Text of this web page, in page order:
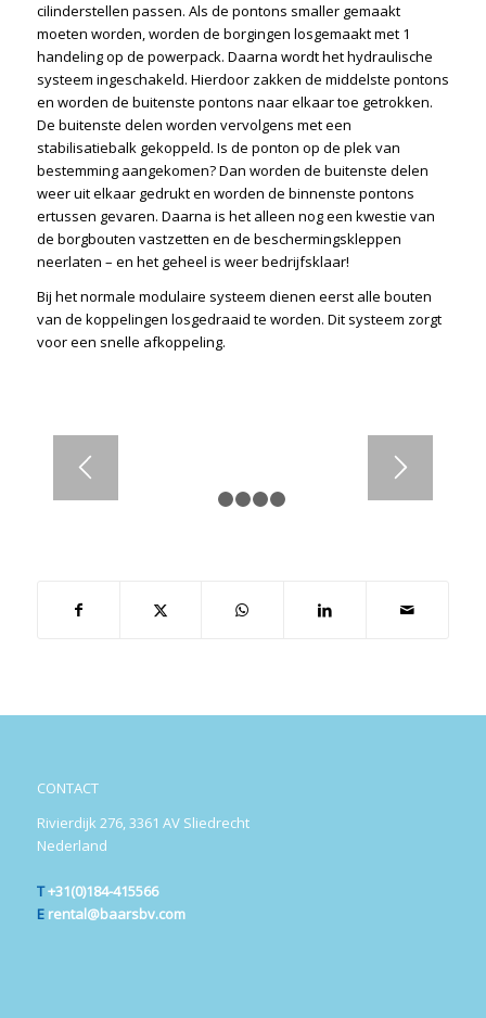
cilinderstellen passen. Als de pontons smaller gemaakt
moeten worden, worden de borgingen losgemaakt met 1
handeling op de powerpack. Daarna wordt het hydraulische
systeem ingeschakeld. Hierdoor zakken de middelste pontons
en worden de buitenste pontons naar elkaar toe getrokken.
De buitenste delen worden vervolgens met een
stabilisatiebalk gekoppeld. Is de ponton op de plek van
bestemming aangekomen? Dan worden de buitenste delen
weer uit elkaar gedrukt en worden de binnenste pontons
ertussen gevaren. Daarna is het alleen nog een kwestie van
de borgbouten vastzetten en de beschermingskleppen
neerlaten – en het geheel is weer bedrijfsklaar!
Bij het normale modulaire systeem dienen eerst alle bouten
van de koppelingen losgedraaid te worden. Dit systeem zorgt
voor een snelle afkoppeling.
CONTACT
Rivierdijk 276, 3361 AV Sliedrecht
Nederland
T+31(0)184-415566
E rental@baarsbv.com